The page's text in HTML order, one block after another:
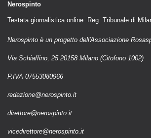
Nerospinto
Testata giornalistica online. Reg. Tribunale di
Nerospinto è un progetto dell'Associazione
Via Schiaffino, 25 20158 Milano (Citofono 1002)
P.IVA 07553080966
redazione@nerospinto.it
direttore@nerospinto.it
vicedirettore@nerospinto.it